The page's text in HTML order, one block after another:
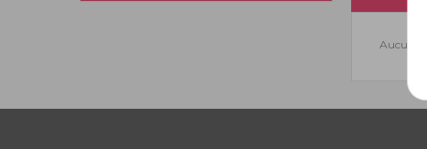
Aucune